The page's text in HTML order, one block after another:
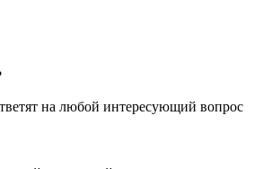
на любой интересующий вопрос